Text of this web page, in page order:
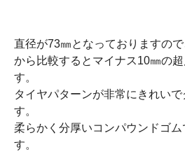
直径が73㎜となっておりますの
から比較するとマイナス10㎜の
す。
タイヤパターンが非常にきれい
す。
柔らかく分厚いコンパウンドゴム
す。